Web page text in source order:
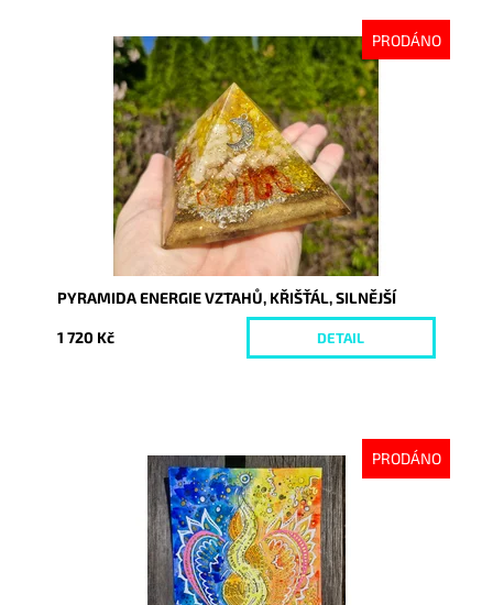
PRODÁNO
Dostupnost:
Vyprodáno
10228
PYRAMIDA ENERGIE VZTAHŮ, KŘIŠŤÁL, SILNĚJŠÍ
1 720 Kč DETAIL
PRODÁNO
Vyprodáno
10229